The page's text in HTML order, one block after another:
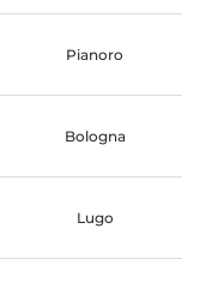
Pianoro
Bologna
Lugo